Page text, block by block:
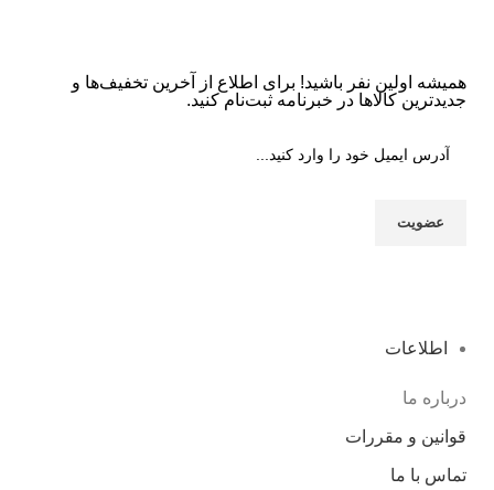
همیشه اولین نفر باشید! برای اطلاع از آخرین تخفیف‌ها و
جدیدترین کالاها در خبرنامه ثبت‌نام کنید.
اطلاعات
درباره ما
قوانین و مقررات
تماس با ما